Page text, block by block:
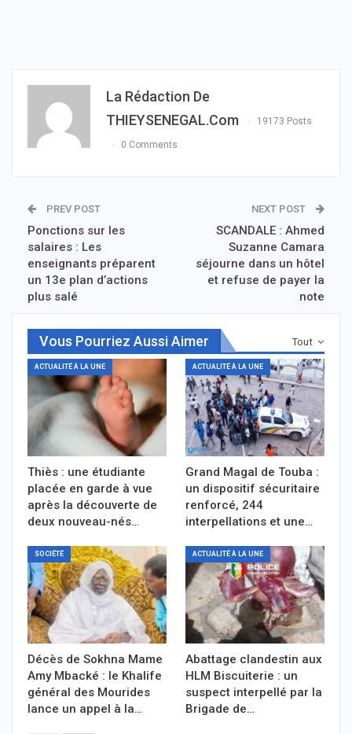
La Rédaction De
THIEYSENEGAL.com
19173 Posts
0 Comments
PREV POST
Ponctions sur les
salaires : Les
enseignants préparent
un 13e plan d’actions
plus salé
NEXT POST
SCANDALE : Ahmed
Suzanne Camara
séjourne dans un hôtel
et refuse de payer la
note
Tout
Vous Pourriez Aussi Aimer
ACTUALITÉ À LA UNE
Thiès : une étudiante
placée en garde à vue
après la découverte de
deux nouveau-nés…
ACTUALITÉ À LA UNE
Grand Magal de Touba :
un dispositif sécuritaire
renforcé, 244
interpellations et une…
SOCIÉTÉ
Décès de Sokhna Mame
Amy Mbacké : le Khalife
général des Mourides
lance un appel à la…
ACTUALITÉ À LA UNE
Abattage clandestin aux
HLM Biscuiterie : un
suspect interpellé par la
Brigade de…